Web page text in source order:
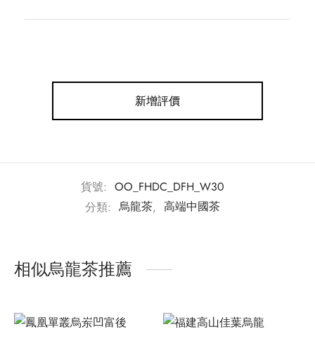
新增評價
貨號: OO_FHDC_DFH_W30
分類: 烏龍茶, 高端中國茶
相似烏龍茶推薦